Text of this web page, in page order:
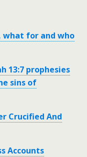
what for and who
13:7 prophesies
sins of
Crucified And
Accounts